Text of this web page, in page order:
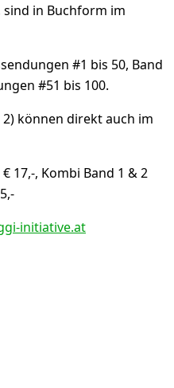
sind in Buchform im
#1 bis 50, Band
#51 bis 100.
können direkt auch im
17,-, Kombi Band 1 & 2
initiative.at